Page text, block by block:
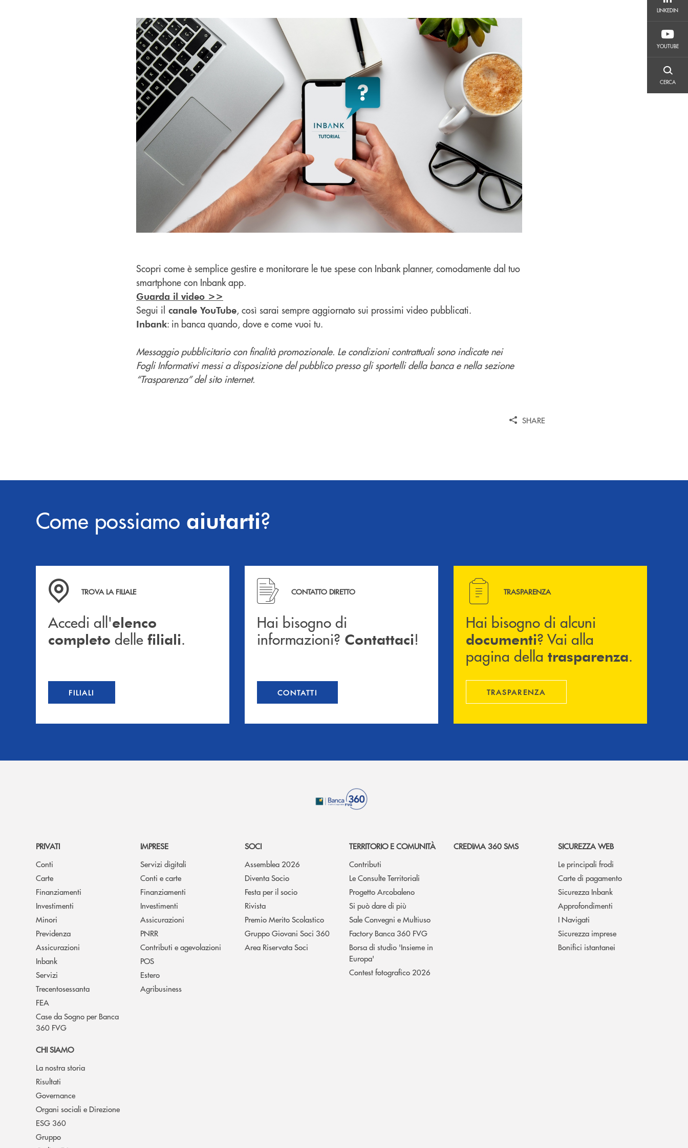
LINKEDIN
YOUTUBE
CERCA
Scopri come è semplice gestire e monitorare le tue spese con Inbank planner, comodamente dal tuo
smartphone con Inbank app.
Guarda il video >>
Segui il canale YouTube, così sarai sempre aggiornato sui prossimi video pubblicati.
Inbank: in banca quando, dove e come vuoi tu.
Messaggio pubblicitario con finalità promozionale. Le condizioni contrattuali sono indicate nei
Fogli Informativi messi a disposizione del pubblico presso gli sportelli della banca e nella sezione
“Trasparenza” del sito internet.
SHARE
Come possiamo aiutarti?
Accedi all' elenco completo delle filiali .
TROVA LA FILIALE
Accedi all'elenco
completo delle filiali.
FILIALI
Hai bisogno di informazioni? Contattaci !
CONTATTO DIRETTO
Hai bisogno di
informazioni? Contattaci!
CONTATTI
Hai bisogno di alcuni documenti ? Vai alla pagina della
TRASPARENZA
Hai bisogno di alcuni
documenti? Vai alla
pagina della trasparenza.
TRASPARENZA
PRIVATI
Conti
Carte
Finanziamenti
Investimenti
Minori
Previdenza
Assicurazioni
Inbank
Servizi
Trecentosessanta
FEA
Case da Sogno per Banca
360 FVG
IMPRESE
Servizi digitali
Conti e carte
Finanziamenti
Investimenti
Assicurazioni
PNRR
Contributi e agevolazioni
POS
Estero
Agribusiness
SOCI
Assemblea 2026
Diventa Socio
Festa per il socio
Rivista
Premio Merito Scolastico
Gruppo Giovani Soci 360
Area Riservata Soci
TERRITORIO E COMUNITÀ
Contributi
Le Consulte Territoriali
Progetto Arcobaleno
Si può dare di più
Sale Convegni e Multiuso
Factory Banca 360 FVG
Borsa di studio 'Insieme in
Europa'
Contest fotografico 2026
CREDIMA 360 SMS
SICUREZZA WEB
Le principali frodi
Carte di pagamento
Sicurezza Inbank
Approfondimenti
I Navigati
Sicurezza imprese
Bonifici istantanei
CHI SIAMO
La nostra storia
Risultati
Governance
Organi sociali e Direzione
ESG 360
Gruppo